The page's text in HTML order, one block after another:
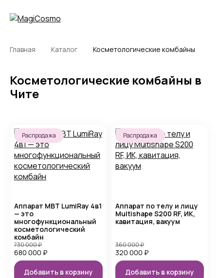
Главная Каталог Косметологические комбайны
Косметологические комбайны в
Чите
Распродажа
Аппарат MBT LumiRay 4в1
— это
многофункциональный
косметологический
комбайн
680 000 ₽
730 000₽
Добавить в корзину
Распродажа
Аппарат по телу и лицу
Multishape S200 RF, ИК,
кавитация, вакуум
320 000 ₽
360 000₽
Добавить в корзину